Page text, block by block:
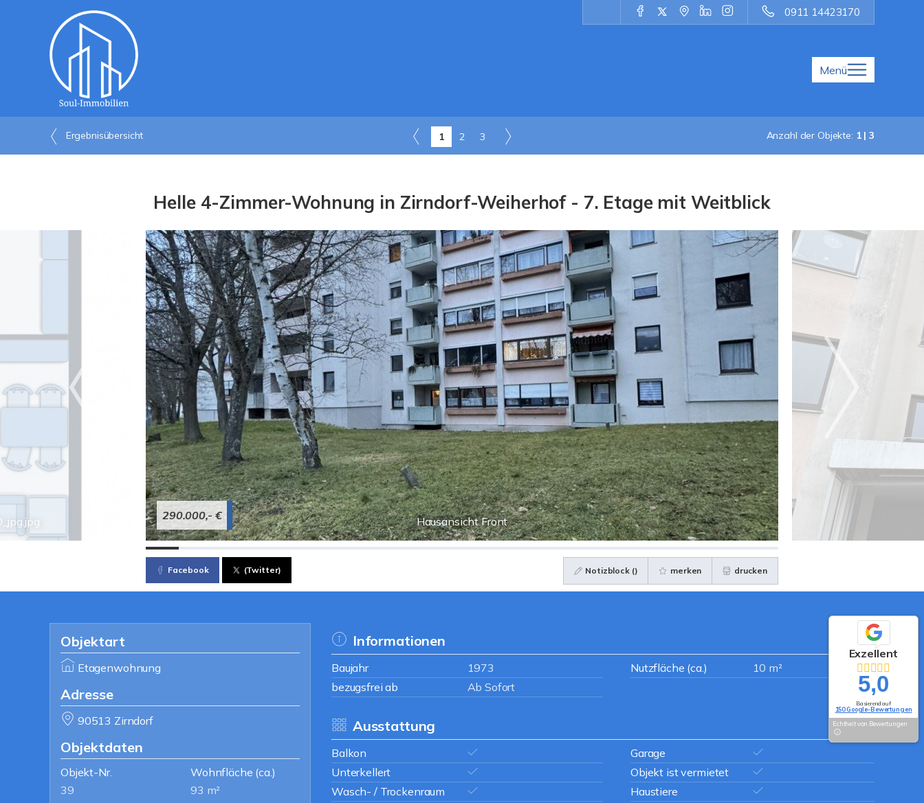
0911 14423170
Menü
Ergebnisübersicht 1 2 3 Anzahl der Objekte: 1 | 3
Helle 4-Zimmer-Wohnung in Zirndorf-Weiherhof - 7. Etage mit Weitblick
Hausansicht Front
290.000,- €
Facebook (Twitter) Notizblock () merken drucken
Objektart
Etagenwohnung
Adresse
90513 Zirndorf
Objektdaten
Objekt-Nr.
39
Wohnfläche (ca.)
93 m²
Informationen
Baujahr 1973 Nutzfläche (ca.)
10 m²
bezugsfrei ab
Ab Sofort
Ausstattung
Balkon
Garage
Unterkellert
Objekt ist vermietet
Wasch- / Trockenraum
Haustiere
Exzellent
5,0
Basierend auf
150 Google-Bewertungen
Echtheit von Bewertungen